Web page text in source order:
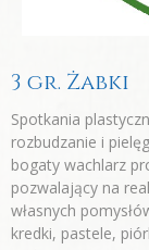
3 gr. Żabki
Spotkania
rozbudzanie i
bogaty wachlarz
pozwalający na
własnych
kredki, pastele,